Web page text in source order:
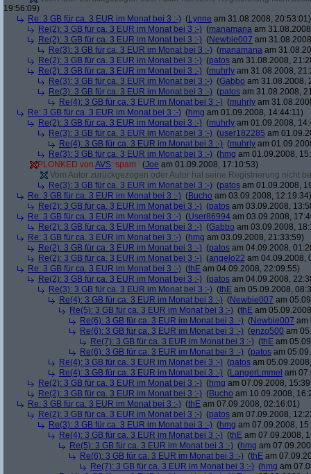
19:56:09)
Re: 3 GB für ca. 3 EUR im Monat bei 3 :-) (Lynne am 31.08.2008, 20:53:01)
Re(2): 3 GB für ca. 3 EUR im Monat bei 3 :-) (manamana am
Re(2): 3 GB für ca. 3 EUR im Monat bei 3 :-) (Newbie007 am
Re(3): 3 GB für ca. 3 EUR im Monat bei 3 :-) (manamana am
Re(2): 3 GB für ca. 3 EUR im Monat bei 3 :-) (patos am 31.08.2008,
Re(2): 3 GB für ca. 3 EUR im Monat bei 3 :-) (muhrly am 31.08.2008,
Re(3): 3 GB für ca. 3 EUR im Monat bei 3 :-) (Gabbo am 31.08.2008,
Re(3): 3 GB für ca. 3 EUR im Monat bei 3 :-) (patos am 31.08.2008,
Re(4): 3 GB für ca. 3 EUR im Monat bei 3 :-) (muhrly am
Re: 3 GB für ca. 3 EUR im Monat bei 3 :-) (hmg am 01.09.2008, 14:44:11)
Re(2): 3 GB für ca. 3 EUR im Monat bei 3 :-) (muhrly am 01.09.2008,
Re(3): 3 GB für ca. 3 EUR im Monat bei 3 :-) (user182285 am
Re(4): 3 GB für ca. 3 EUR im Monat bei 3 :-) (muhrly am
Re(3): 3 GB für ca. 3 EUR im Monat bei 3 :-) (hmg am 01.09.2008,
PLONKED von AVS: spam (Joe am 01.09.2008, 17:10:53)
Vom Autor zurückgezogen oder Autor hat seine Registrierung nicht
Re(3): 3 GB für ca. 3 EUR im Monat bei 3 :-) (patos am 01.09.2008,
Re: 3 GB für ca. 3 EUR im Monat bei 3 :-) (Bucho am 03.09.2008, 12:19:34)
Re(2): 3 GB für ca. 3 EUR im Monat bei 3 :-) (patos am 03.09.2008,
Re: 3 GB für ca. 3 EUR im Monat bei 3 :-) (User86994 am 03.09.2008,
Re(2): 3 GB für ca. 3 EUR im Monat bei 3 :-) (Gabbo am 03.09.2008,
Re: 3 GB für ca. 3 EUR im Monat bei 3 :-) (hmg am 03.09.2008, 21:33:59)
Re(2): 3 GB für ca. 3 EUR im Monat bei 3 :-) (patos am 04.09.2008,
Re(2): 3 GB für ca. 3 EUR im Monat bei 3 :-) (angelo22 am 04.09.2008,
Re: 3 GB für ca. 3 EUR im Monat bei 3 :-) (thE am 04.09.2008, 22:09:55)
Re(2): 3 GB für ca. 3 EUR im Monat bei 3 :-) (patos am 04.09.2008,
Re(3): 3 GB für ca. 3 EUR im Monat bei 3 :-) (thE am 05.09.2008,
Re(4): 3 GB für ca. 3 EUR im Monat bei 3 :-) (Newbie007 am
Re(5): 3 GB für ca. 3 EUR im Monat bei 3 :-) (thE am
Re(6): 3 GB für ca. 3 EUR im Monat bei 3 :-) (Newbie007 am
Re(6): 3 GB für ca. 3 EUR im Monat bei 3 :-) (enzo500 am
Re(7): 3 GB für ca. 3 EUR im Monat bei 3 :-) (thE am
Re(6): 3 GB für ca. 3 EUR im Monat bei 3 :-) (patos am
Re(4): 3 GB für ca. 3 EUR im Monat bei 3 :-) (patos am
Re(4): 3 GB für ca. 3 EUR im Monat bei 3 :-) (LangerLmmel am
Re(2): 3 GB für ca. 3 EUR im Monat bei 3 :-) (hmg am 07.09.2008,
Re(2): 3 GB für ca. 3 EUR im Monat bei 3 :-) (Bucho am 10.09.2008,
Re: 3 GB für ca. 3 EUR im Monat bei 3 :-) (thE am 07.09.2008, 02:16:01)
Re(2): 3 GB für ca. 3 EUR im Monat bei 3 :-) (patos am 07.09.2008,
Re(3): 3 GB für ca. 3 EUR im Monat bei 3 :-) (hmg am 07.09.2008,
Re(4): 3 GB für ca. 3 EUR im Monat bei 3 :-) (thE am 07.09.2008,
Re(5): 3 GB für ca. 3 EUR im Monat bei 3 :-) (hmg am
Re(6): 3 GB für ca. 3 EUR im Monat bei 3 :-) (thE am
Re(7): 3 GB für ca. 3 EUR im Monat bei 3 :-) (hmg am